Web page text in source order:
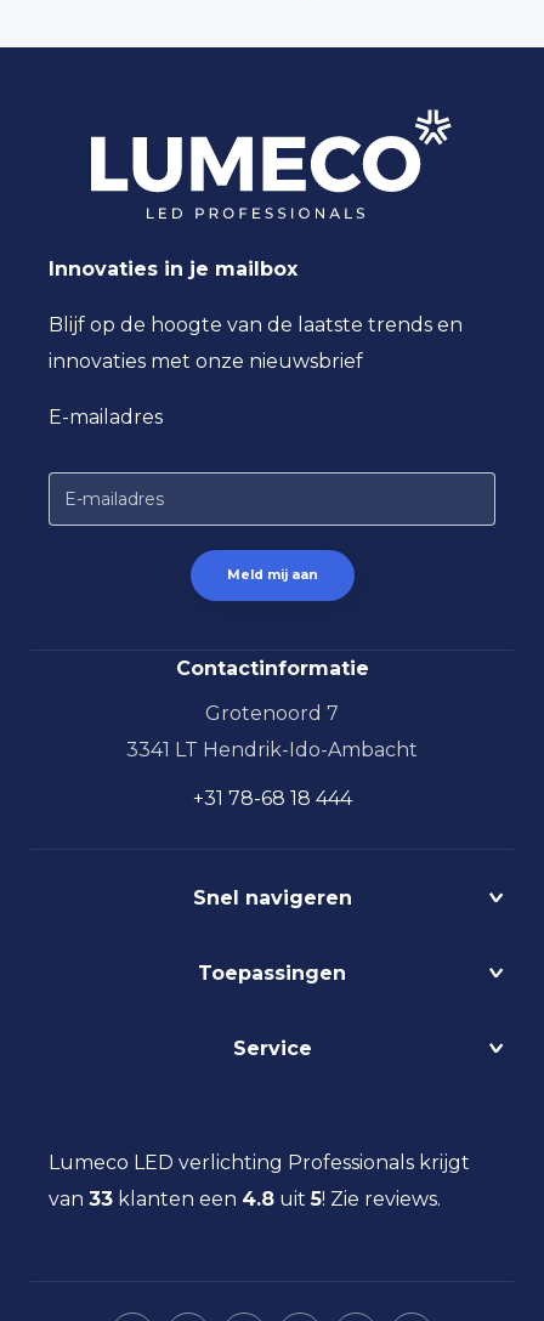
Innovaties in je mailbox
Blijf op de hoogte van de laatste trends en
innovaties met onze nieuwsbrief
E-mailadres
Contactinformatie
Grotenoord 7
3341 LT Hendrik-Ido-Ambacht
+31 78-68 18 444
Snel navigeren
Circulair
Lichtmanagement
Maatwerk
Social Return
Toepassingen
Kantoorverlichting
Projectverlichting
Scheepsverlichting
Universiteitsverlichting
Service
Aanbestedingen
Eindgebruiker
Storingsinformatie
Nieuws
Lumeco LED verlichting Professionals krijgt
van 33 klanten een 4.8 uit5! Zie reviews.